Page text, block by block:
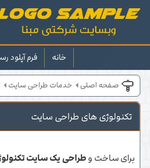
خانه فرم آپلود
صفحه اصلی خدمات طراحی سایت
تکنولوژی های طراحی سایت
برای ساخت وطراحی یک سایت